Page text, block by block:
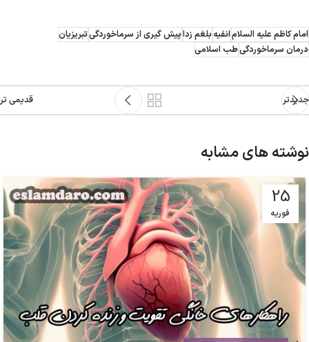
امام کاظم علیه السلامانفیهبلغم زداپيش گيرى از سرماخوردگیتبریزیان
درمان سرماخوردگیطب اسلامی
جدیدتر قدیمی تر
نوشته های مشابه
25
فوریه